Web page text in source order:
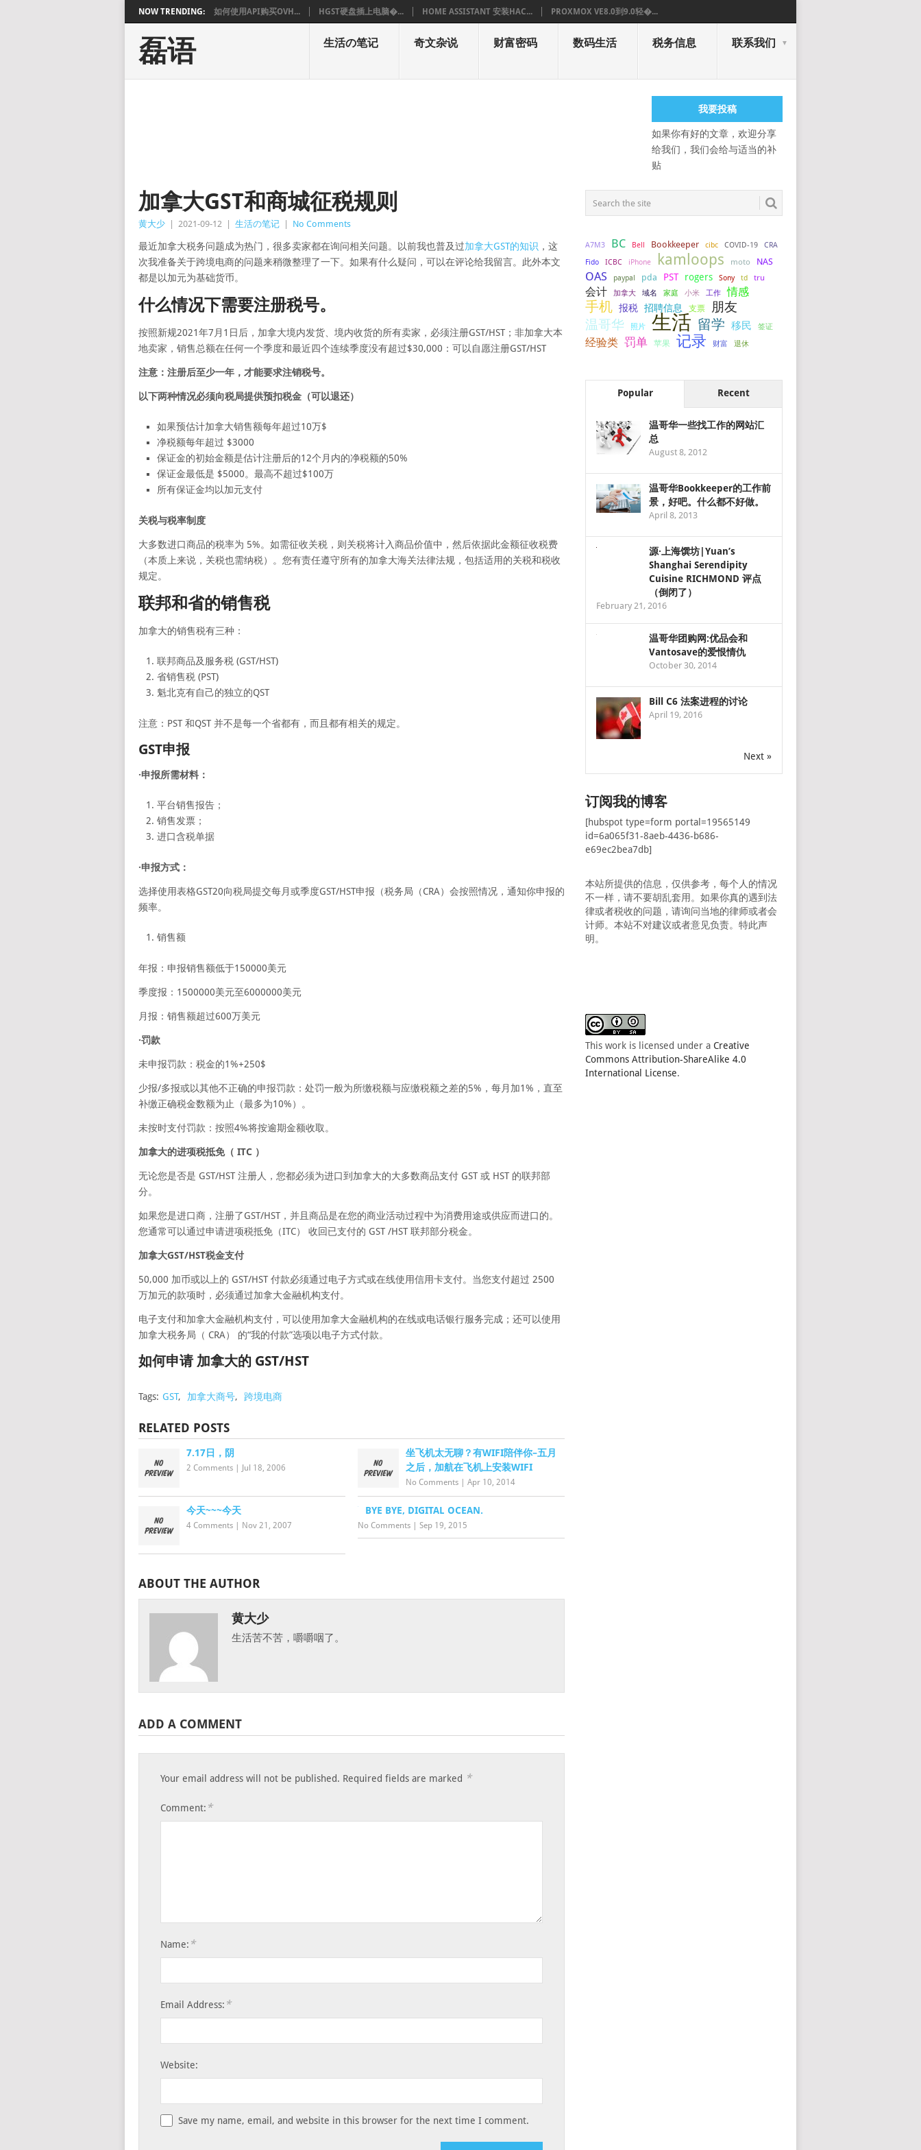
NOW TRENDING: 如何使用API购买OVH... HGST硬盘插上电脑�... HOME ASSISTANT 安装HAC... PROXMOX VE8.0到9.0轻�...
磊语 生活の笔记 奇文杂说 财富密码 数码生活 税务信息 联系我们
我要投稿
如果你有好的文章，欢迎分享
给我们，我们会给与适当的补
贴
加拿大GST和商城征税规则
黄大少 2021-09-12 生活の笔记 No Comments
最近加拿大税务问题成为热门，很多卖家都在询问相关问题。以前我也普及过加拿大GST的知识 ，这
次我准备关于跨境电商的问题来稍微整理了一下。如果有什么疑问，可以在评论给我留言。此外本文
都是以加元为基础货币。
什么情况下需要注册税号。
按照新规2021年7月1日后，加拿大境内发货、境内收货的所有卖家，必须注册GST/HST；非加拿大本
地卖家，销售总额在任何一个季度和最近四个连续季度没有超过$30,000：可以自愿注册GST/HST
注意：注册后至少一年，才能要求注销税号。
以下两种情况必须向税局提供预扣税金（可以退还）
如果预估计加拿大销售额每年超过10万$
净税额每年超过 $3000
保证金的初始金额是估计注册后的12个月内的净税额的50%
保证金最低是 $5000。最高不超过$100万
所有保证金均以加元支付
关税与税率制度
大多数进口商品的税率为 5%。如需征收关税，则关税将计入商品价值中，然后依据此金额征收税费
（本质上来说，关税也需纳税）。您有责任遵守所有的加拿大海关法律法规，包括适用的关税和税收
规定。
联邦和省的销售税
加拿大的销售税有三种：
联邦商品及服务税 (GST/HST)
省销售税 (PST)
魁北克有自己的独立的QST
注意：PST 和QST 并不是每一个省都有，而且都有相关的规定。
GST申报
·申报所需材料：
平台销售报告；
销售发票；
进口含税单据
·申报方式：
选择使用表格GST20向税局提交每月或季度GST/HST申报（税务局（CRA）会按照情况，通知你申报的
频率。
销售额
年报：申报销售额低于150000美元
季度报：1500000美元至6000000美元
月报：销售额超过600万美元
·罚款
未申报罚款：税金的1%+250$
少报/多报或以其他不正确的申报罚款：处罚一般为所缴税额与应缴税额之差的5%，每月加1%，直至
补缴正确税金数额为止（最多为10%）。
未按时支付罚款：按照4%将按逾期金额收取。
加拿大的进项税抵免（ ITC ）
无论您是否是 GST/HST 注册人，您都必须为进口到加拿大的大多数商品支付 GST 或 HST 的联邦部
分。
如果您是进口商，注册了GST/HST，并且商品是在您的商业活动过程中为消费用途或供应而进口的。
您通常可以通过申请进项税抵免（ITC） 收回已支付的 GST /HST 联邦部分税金。
加拿大GST/HST税金支付
50,000 加币或以上的 GST/HST 付款必须通过电子方式或在线使用信用卡支付。当您支付超过 2500
万加元的款项时，必须通过加拿大金融机构支付。
电子支付和加拿大金融机构支付，可以使用加拿大金融机构的在线或电话银行服务完成；还可以使用
加拿大税务局（ CRA） 的“我的付款”选项以电子方式付款。
如何申请 加拿大的 GST/HST
Tags: GST, 加拿大商号, 跨境电商
RELATED POSTS
7.17日，阴
2 Comments Jul 18, 2006
坐飞机太无聊？有WIFI陪伴你–五月
之后，加航在飞机上安装WIFI
No Comments |Apr 10, 2014
今天~~~今天
4 Comments Nov 21, 2007
BYE BYE, DIGITAL OCEAN.
No Comments |Sep 19, 2015
ABOUT THE AUTHOR
黄大少
生活苦不苦，嚼嚼咽了。
ADD A COMMENT
Your email address will not be published. Required fields are marked *
Comment: *
Name: *
Email Address: *
Website:
Save my name, email, and website in this browser for the next time I comment.
A7M3 BC Bell Bookkeeper cibc COVID-19
CRA
Fido
ICBC iPhone kamloops moto NAS
OAS paypal pda PST rogers Sony td tru
会计 加拿大 域名 家庭 小米 工作 情感
手机 报税 招聘信息 支票 朋友
温哥华 照片 生活 留学 移民 签证
经验类 罚单 苹果 记录 财富 退休
Popular Recent
温哥华一些找工作的网站汇
总
August 8, 2012
温哥华Bookkeeper的工作前
景，好吧。什么都不好做。
April 8, 2013
源·上海馔坊|Yuan’s
Shanghai Serendipity
Cuisine RICHMOND 评点
（倒闭了）
February 21, 2016
温哥华团购网:优品会和
Vantosave的爱恨情仇
October 30, 2014
Bill C6 法案进程的讨论
April 19, 2016
Next »
订阅我的博客
[hubspot type=form portal=19565149
id=6a065f31-8aeb-4436-b686-
e69ec2bea7db]
本站所提供的信息，仅供参考，每个人的情况
不一样，请不要胡乱套用。如果你真的遇到法
律或者税收的问题，请询问当地的律师或者会
计师。本站不对建议或者意见负责。特此声
明。
This work is licensed under a Creative
Commons Attribution-ShareAlike 4.0
International License.